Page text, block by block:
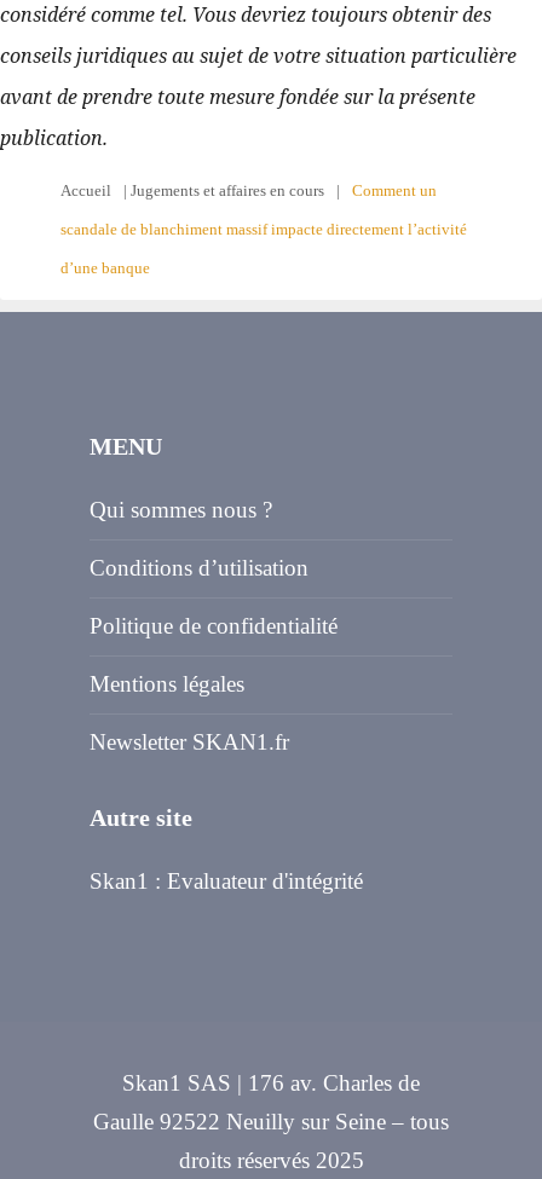
considéré comme tel. Vous devriez toujours obtenir des
conseils juridiques au sujet de votre situation particulière
avant de prendre toute mesure fondée sur la présente
publication.
Accueil | Jugements et affaires en cours | Comment un
scandale de blanchiment massif impacte directement l’activité
d’une banque
MENU
Qui sommes nous ?
Conditions d’utilisation
Politique de confidentialité
Mentions légales
Newsletter SKAN1.fr
Autre site
Skan1 : Evaluateur d'intégrité
Skan1 SAS | 176 av. Charles de
Gaulle 92522 Neuilly sur Seine – tous
droits réservés 2025